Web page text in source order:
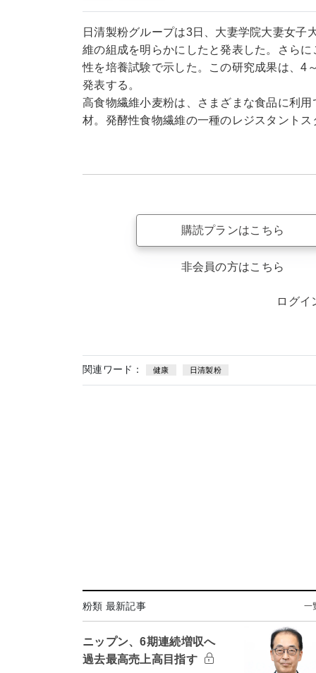
日清製粉グループは3日、大妻学院大妻女子
維の組成を明らかにしたと発表した。さら
性を培養試験で示した。この研究成果は、4
発表する。
高食物繊維小麦粉は、さまざまな食品に利
材。発酵性食物繊維の一種のレジスタント
購読プランはこちら
非会員の方はこちら
ログイ
関連ワード： 健康 日清製粉
粉類 最新記事 一
ニップン、6期連続増収へ
過去最高売上高目指す